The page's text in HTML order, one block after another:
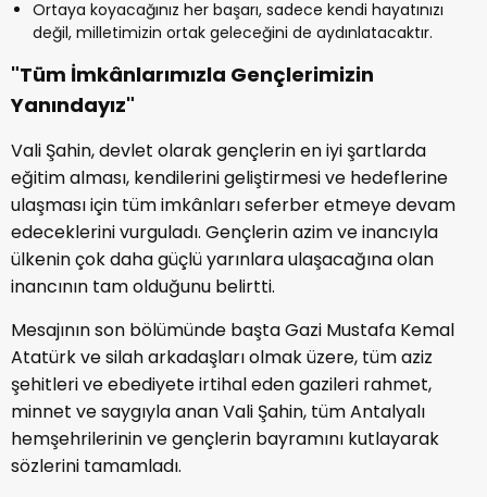
Ortaya koyacağınız her başarı, sadece kendi hayatınızı
değil, milletimizin ortak geleceğini de aydınlatacaktır.
"Tüm İmkânlarımızla Gençlerimizin
Yanındayız"
Vali Şahin, devlet olarak gençlerin en iyi şartlarda
eğitim alması, kendilerini geliştirmesi ve hedeflerine
ulaşması için tüm imkânları seferber etmeye devam
edeceklerini vurguladı. Gençlerin azim ve inancıyla
ülkenin çok daha güçlü yarınlara ulaşacağına olan
inancının tam olduğunu belirtti.
Mesajının son bölümünde başta Gazi Mustafa Kemal
Atatürk ve silah arkadaşları olmak üzere, tüm aziz
şehitleri ve ebediyete irtihal eden gazileri rahmet,
minnet ve saygıyla anan Vali Şahin, tüm Antalyalı
hemşehrilerinin ve gençlerin bayramını kutlayarak
sözlerini tamamladı.